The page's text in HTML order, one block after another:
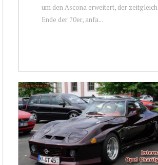
um den Ascona erweitert, der zeitgleich
Ende der 70er, anfa...